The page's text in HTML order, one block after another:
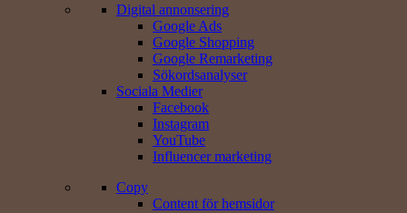
Digital annonsering
Google Ads
Google Shopping
Google Remarketing
Sökords­analyser
Sociala Medier
Facebook
Instagram
YouTube
Influencer marketing
Copy
Content för hemsidor